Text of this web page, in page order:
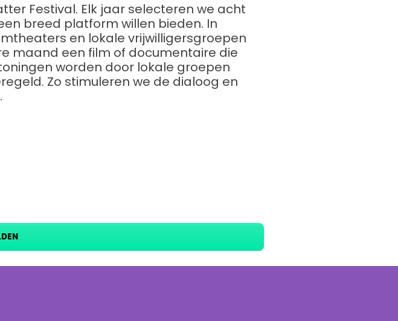
Festival. Elk jaar selecteren we acht
breed platform willen bieden. In
en lokale vrijwilligersgroepen
maand een film of documentaire die
worden door lokale groepen
Zo stimuleren we de dialoog en